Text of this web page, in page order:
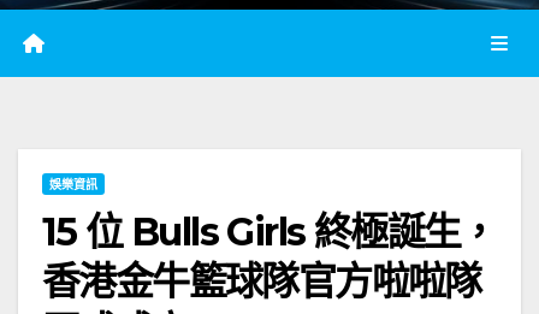
娛樂資訊
15 位 Bulls Girls 終極誕生，
香港金牛籃球隊官方啦啦隊